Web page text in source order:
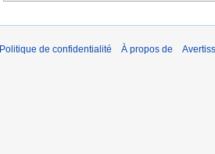
Politique de confidentialité À propos de